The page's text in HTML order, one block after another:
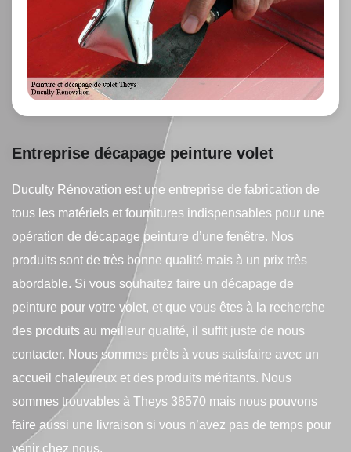
Entreprise décapage peinture volet
Duculty Rénovation est une entreprise de fabrication de
tous les matériels et fournitures indispensables pour une
opération de décapage peinture d’une fenêtre. Nos
produits sont de très bonne qualité mais à un prix très
abordable. Si vous souhaitez faire un décapage de
peinture pour votre volet, et que vous êtes à la recherche
des produits au meilleur qualité, il suffit juste de nous
contacter. Nous sommes prêts à vous satisfaire avec un
accueil chaleureux et des produits méritants. Nous
sommes trouvables à Theys 38570 mais nous pouvons
faire aussi une livraison si vous n’avez pas de temps pour
venir chez nous.